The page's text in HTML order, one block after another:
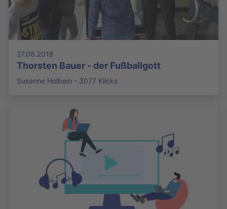
27.06.2018
Thorsten Bauer - der Fußballgott
Susanne Holbein - 3077 Klicks